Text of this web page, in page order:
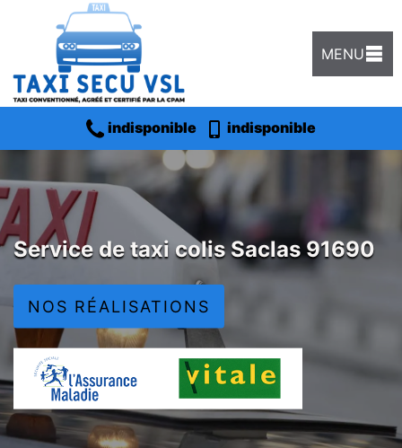
MENU
indisponible indisponible
Service de taxi colis Saclas 91690
NOS RÉALISATIONS